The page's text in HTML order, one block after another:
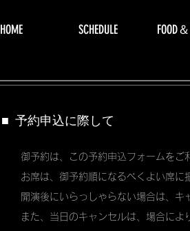
HOME SCHEDULE FOOD
■ 予約申込に際して
御予約は、この予約申込フォームを
お席は、御予約順になるべくよい席に
開演後にいらっしゃらない場合は、キ
また、当日のキャンセルは、場合によ